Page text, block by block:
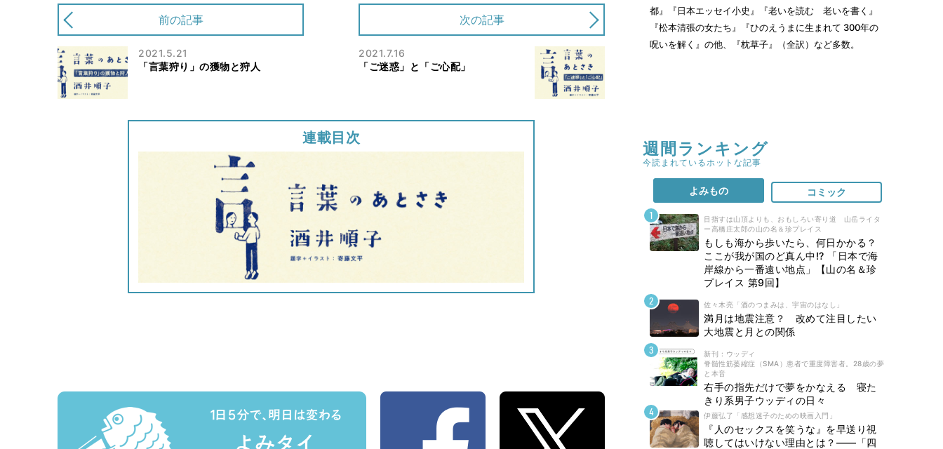
前の記事
2021.5.21
「言葉狩り」の獲物と狩人
次の記事
2021.7.16
「ご迷惑」と「ご心配」
連載目次
都』『日本エッセイ小史』『老いを読む 老いを書く』
『松本清張の女たち』『ひのえうまに生まれて 300年の
呪いを解く』の他、『枕草子』（全訳）など多数。
週間ランキング
今読まれているホットな記事
よみもの コミック
目指すは山頂よりも、おもしろい寄り道 山岳ライタ
ー高橋庄太郎の山の名＆珍プレイス
もしも海から歩いたら、何日かかる？
ここが我が国のど真ん中!? 「日本で海
岸線から一番遠い地点」【山の名＆珍
プレイス 第9回】
佐々木亮「酒のつまみは、宇宙のはなし」
満月は地震注意？ 改めて注目したい
大地震と月との関係
新刊 : ウッディ
脊髄性筋萎縮症（SMA）患者で重度障害者。28歳の夢
と本音
右手の指先だけで夢をかなえる 寝た
きり系男子ウッディの日々
伊藤弘了「感想迷子のための映画入門」
『人のセックスを笑うな』を早送り視
聴してはいけない理由とは？――「四